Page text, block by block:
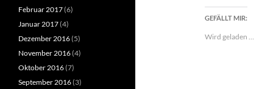
k
,
m
ü
GEFÄLLT MIR:
Wird geladen …
Februar 2017(6)
Januar 2017(4)
Dezember 2016(5)
November 2016(4)
Oktober 2016(7)
September 2016(3)